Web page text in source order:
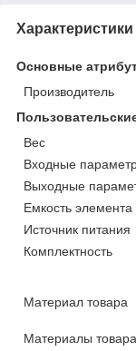
Характеристики
Основные
Производитель
Вес
Входные
Выходные
Емкость элемента
Источник питания
Комплектность
Материал товара
Материалы товара